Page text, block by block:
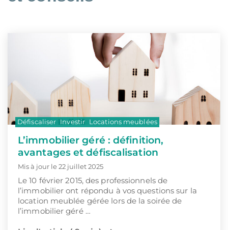
L’immobilier géré : définition,
avantages et défiscalisation
Mis à jour le 22 juillet 2025
Le 10 février 2015, des professionnels de
l’immobilier ont répondu à vos questions sur la
location meublée gérée lors de la soirée de
l’immobilier géré …
Défiscaliser Investir Locations meublées